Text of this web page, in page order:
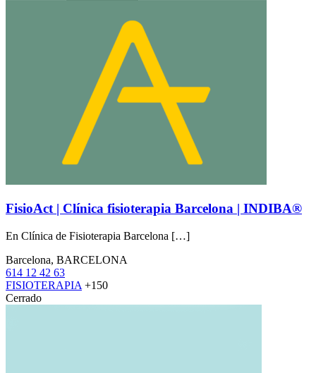
FisioAct | Clínica fisioterapia Barcelona | INDIBA®
En Clínica de Fisioterapia Barcelona […]
Barcelona, BARCELONA
614 12 42 63
FISIOTERAPIA +150
Cerrado